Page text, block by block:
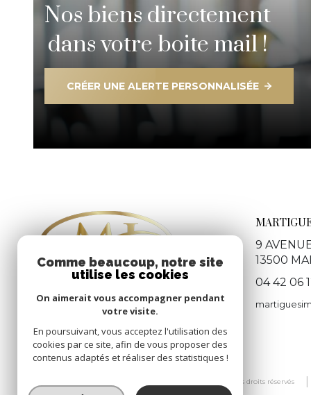
Nos biens directement
dans votre boite mail !
CRÉER UNE ALERTE PERSONNALISÉE
9
13500
04 42 06
© 2026 | Tous droits réservés
Comme beaucoup, notre site
utilise les cookies
On aimerait vous accompagner pendant
votre visite.
En poursuivant, vous acceptez l'utilisation des
cookies par ce site, afin de vous proposer des
contenus adaptés et réaliser des statistiques !